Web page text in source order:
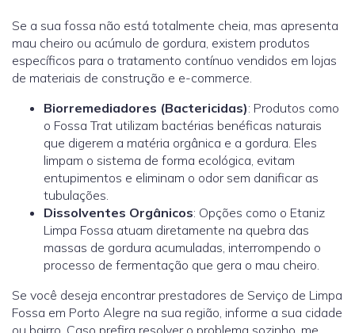
Se a sua fossa não está totalmente cheia, mas apresenta
mau cheiro ou acúmulo de gordura, existem produtos
específicos para o tratamento contínuo vendidos em lojas
de materiais de construção e e-commerce.
Biorremediadores (Bactericidas): Produtos como
o Fossa Trat utilizam bactérias benéficas naturais
que digerem a matéria orgânica e a gordura. Eles
limpam o sistema de forma ecológica, evitam
entupimentos e eliminam o odor sem danificar as
tubulações.
Dissolventes Orgânicos: Opções como o Etaniz
Limpa Fossa atuam diretamente na quebra das
massas de gordura acumuladas, interrompendo o
processo de fermentação que gera o mau cheiro.
Se você deseja encontrar prestadores de Serviço de Limpa
Fossa em Porto Alegre na sua região, informe a sua cidade